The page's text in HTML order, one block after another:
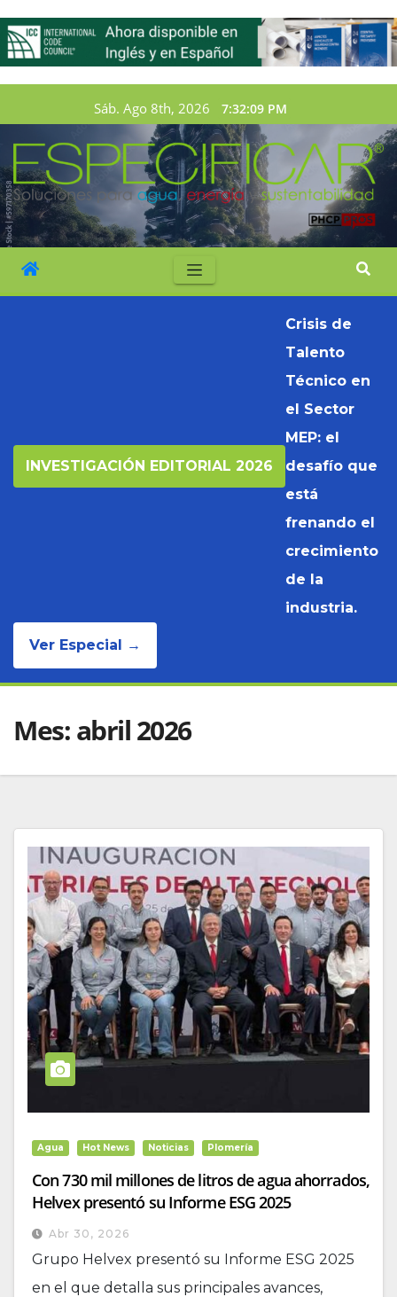
Sáb. Ago 8th, 2026 7:32:11 PM
INVESTIGACIÓN EDITORIAL 2026
Crisis de
Talento
Técnico en
el Sector
MEP: el
desafío que
está
frenando el
crecimiento
de la
industria.
Ver Especial →
Mes:abril 2026
Agua Hot News Noticias Plomería
Con 730 mil millones de litros de agua ahorrados,
Helvex presentó su Informe ESG 2025
Abr 30, 2026
Grupo Helvex presentó su Informe ESG 2025
en el que detalla sus principales avances,